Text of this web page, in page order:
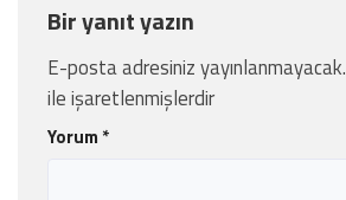
Bir yanıt yazın
E-posta adresiniz yayınlanmayacak.
ile işaretlenmişlerdir
Yorum *